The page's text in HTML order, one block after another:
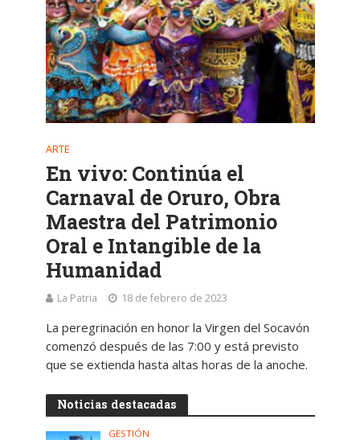
ARTE
En vivo: Continúa el
Carnaval de Oruro, Obra
Maestra del Patrimonio
Oral e Intangible de la
Humanidad
La Patria 18 de febrero de 2023
La peregrinación en honor la Virgen del Socavón
comenzó después de las 7:00 y está previsto
que se extienda hasta altas horas de la anoche.
Noticias destacadas
GESTIÓN